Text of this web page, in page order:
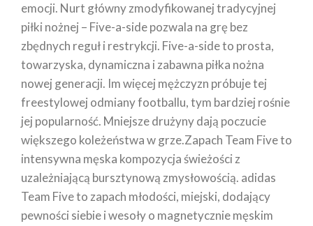
emocji. Nurt główny zmodyfikowanej tradycyjnej
piłki nożnej – Five-a-side pozwala na grę bez
zbędnych reguł i restrykcji. Five-a-side to prosta,
towarzyska, dynamiczna i zabawna piłka nożna
nowej generacji. Im więcej mężczyzn próbuje tej
freestylowej odmiany footballu, tym bardziej rośnie
jej popularność. Mniejsze drużyny dają poczucie
większego koleżeństwa w grze.Zapach Team Five to
intensywna męska kompozycja świeżości z
uzależniającą bursztynową zmysłowością. adidas
Team Five to zapach młodości, miejski, dodający
pewności siebie i wesoły o magnetycznie męskim